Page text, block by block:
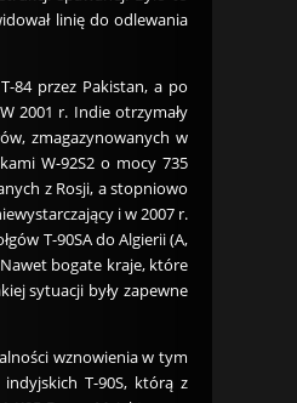
linię do odlewania
84 przez Pakistan, a po
2001 r. Indie otrzymały
zmagazynowanych w
W-92S2 o mocy 735
z Rosji, a stopniowo
i w 2007 r.
T-90SA do Algierii (A,
bogate kraje, które
sytuacji były zapewne
wznowienia w tym
T-90S, którą z